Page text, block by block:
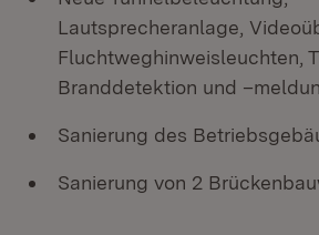
Lautsprecheranlage,
Fluchtweghinweisleuchten,
Branddetektion und
Sanierung des
Sanierung von 2